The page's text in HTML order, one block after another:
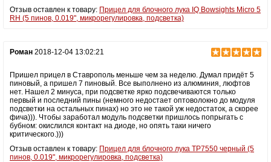
Отзыв оставлен к товару: Прицел для блочного лука IQ Bowsights Micro 5
RH (5 пинов, 0.019", микрорегулировка, подсветка)
Роман 2018-12-04 13:02:21
Пришел прицел в Ставрополь меньше чем за неделю. Думал придёт 5
пиновый, а пришел 7 пиновый. Все выполнено из алюминия, люфтов
нет. Нашел 2 минуса, при подсветке ярко подсвечиваются только
первый и последний пины (немного недостает оптоволокно до модуля
подсветки на остальных пинах) но это не такой уж недостаток, а скорее
фича))). Чтобы заработал модуль подсветки пришлось попрыгать с
бубном: окислился контакт на диоде, но опять таки ничего
критического.)))
Отзыв оставлен к товару: Прицел для блочного лука TP7550 черный (5
пинов, 0.019", микрорегулировка, подсветка)